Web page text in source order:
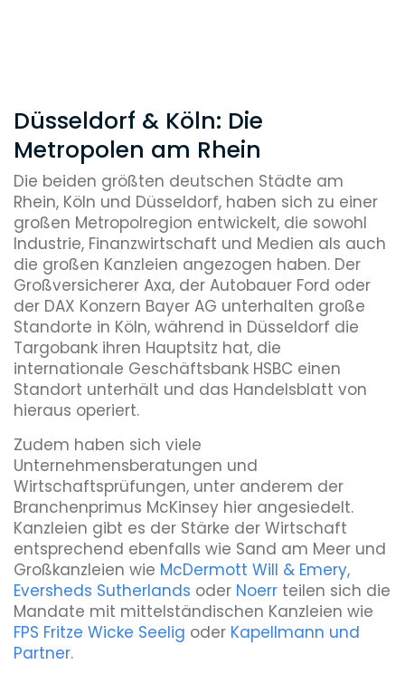
Düsseldorf & Köln: Die
Metropolen am Rhein
Die beiden größten deutschen Städte am
Rhein, Köln und Düsseldorf, haben sich zu einer
großen Metropolregion entwickelt, die sowohl
Industrie, Finanzwirtschaft und Medien als auch
die großen Kanzleien angezogen haben. Der
Großversicherer Axa, der Autobauer Ford oder
der DAX Konzern Bayer AG unterhalten große
Standorte in Köln, während in Düsseldorf die
Targobank ihren Hauptsitz hat, die
internationale Geschäftsbank HSBC einen
Standort unterhält und das Handelsblatt von
hieraus operiert.
Zudem haben sich viele
Unternehmensberatungen und
Wirtschaftsprüfungen, unter anderem der
Branchenprimus McKinsey hier angesiedelt.
Kanzleien gibt es der Stärke der Wirtschaft
entsprechend ebenfalls wie Sand am Meer und
Großkanzleien wie McDermott Will & Emery,
Eversheds Sutherlands oder Noerr teilen sich die
Mandate mit mittelständischen Kanzleien wie
FPS Fritze Wicke Seelig oder Kapellmann und
Partner.